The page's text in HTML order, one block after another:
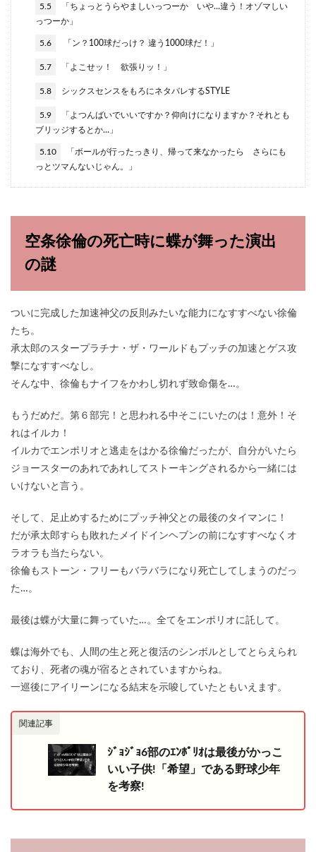
5.5
「ちょっとうらやましいっつーか いや…違う！オゾマしい
っつーか」
5.6 「ン？100球だっけ？ 違う1000球だ！」
5.7 「よこせッ！ 欲張りッ！」
5.8 シックスセンスをもろにネタバレするSTYLE
5.9
「よつんばいでいいですか？仰向けになりますか？それとも
ブリッジするとか…」
5.10
「ボールが行ったっきり、帰って来なかったら さらにも
っとツマんないじゃん。」
空条徐倫の死亡時に蝶が舞った演出
の謎
ついに完成した加速神父の反則みたいな能力になすすべない徐倫
たち。
承太郎のスタープラチナ・ザ・ワールドもプッチの加速とゲス攻
撃になすすべなし。
そんな中、徐倫もナイフをかわし切れず致命傷を…。
もうだめだ。第６部完！と思われる中そこにいたのは！意外！そ
れはイルカ！
イルカでエンポリオと逃走をはかる徐倫だったが、自分がいたら
ジョースターのあれであれしてストーキングされるから一緒には
いけないと言う。
そして、足止めするためにプッチ神父との最後のタイマンに！
だが承太郎すらも敗れたメイドインヘブンの前になすすべなくオ
ラオラも当たらない。
徐倫もストーン・フリーもバラバラになり死亡してしまうのだっ
た…。
最後は蝶が大量に舞っていた…。全てをエンポリオに託して。
蝶は海外でも、人間の生と死と復活のシンボルとしてとらえられ
ており、死者の魂が宿るとされていますからね。
一巡後にアイリーンになる結末を示唆していたともいえます。
関連記事
ｼﾞｮｼﾞｮ6部のｴﾝﾎﾟﾘｵは最後がかっこ
いい子供!「希望」である野球少年
を考察!